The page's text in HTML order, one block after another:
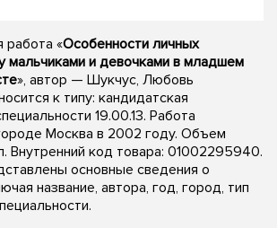
работа «Особенности личных
мальчиками и девочками в младшем
», автор — Шукчус, Любовь
к типу: кандидатская
19.00.13. Работа
Москва в 2002 году. Объем
Внутренний код товара: 01002295940.
основные сведения о
название, автора, год, город, тип